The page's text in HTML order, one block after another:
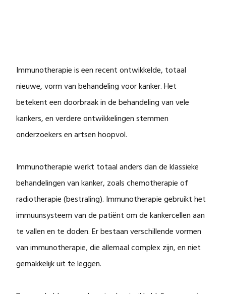
Immunotherapie is een recent ontwikkelde, totaal
nieuwe, vorm van behandeling voor kanker. Het
betekent een doorbraak in de behandeling van vele
kankers, en verdere ontwikkelingen stemmen
onderzoekers en artsen hoopvol.
Immunotherapie werkt totaal anders dan de klassieke
behandelingen van kanker, zoals chemotherapie of
radiotherapie (bestraling). Immunotherapie gebruikt het
immuunsysteem van de patiënt om de kankercellen aan
te vallen en te doden. Er bestaan verschillende vormen
van immunotherapie, die allemaal complex zijn, en niet
gemakkelijk uit te leggen.